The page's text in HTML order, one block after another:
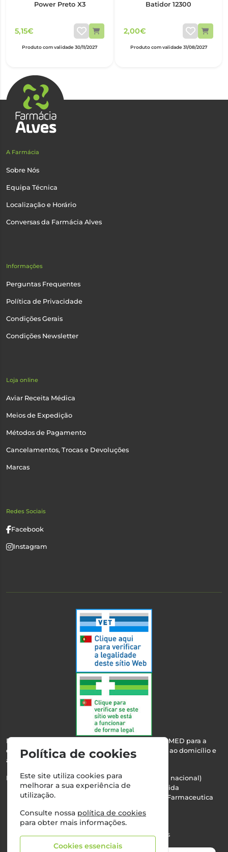
Power Preto X3
5,15€
Produto com validade 30/11/2027
Batidor 12300
2,00€
Produto com validade 31/08/2027
A Farmácia
Sobre Nós
Equipa Técnica
Localização e Horário
Conversas da Farmácia Alves
Informações
Perguntas Frequentes
Política de Privacidade
Condições Gerais
Condições Newsletter
Loja online
Aviar Receita Médica
Meios de Expedição
Métodos de Pagamento
Cancelamentos, Trocas e Devoluções
Marcas
Redes Sociais
Facebook
Instagram
Esta farmácia encontra-se autorizada pelo INFARMED para a
dispensa de medicamentos e produtos de saúde ao domicílio e
através da internet.
Nº Infarmed: 21 798 7100 (chamada para rede fixa nacional)
Direção Técnica:Maria Teresa Almeida
NIPC:510103669 | Teresa Almeida - Sociedade Farmaceutica
Alvará nº:2994
©2026 Todos os direitos reservados
Política de cookies
Este site utiliza cookies para
melhorar a sua experiência de
utilização.
Consulte nossa política de cookies
para obter mais informações.
Cookies essenciais